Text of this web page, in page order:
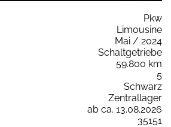
Pkw
Limousine
Mai / 2024
Schaltgetriebe
59.800 km
5
Schwarz
Zentrallager
ab ca. 13.08.2026
35151